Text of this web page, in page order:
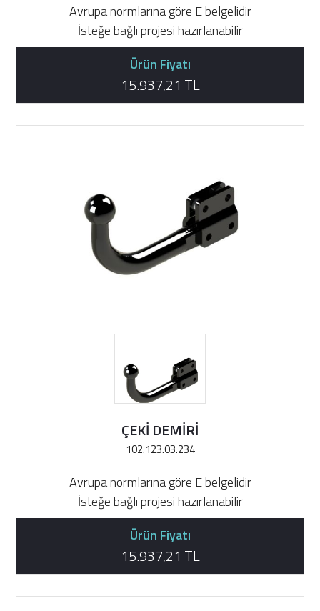
Avrupa normlarına göre E belgelidir
İsteğe bağlı projesi hazırlanabilir
Ürün Fiyatı
15.937,21 TL
ÇEKİ DEMİRİ
102.123.03.234
Avrupa normlarına göre E belgelidir
İsteğe bağlı projesi hazırlanabilir
Ürün Fiyatı
15.937,21 TL